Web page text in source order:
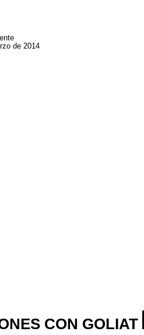
de 2014
CON GOLIAT